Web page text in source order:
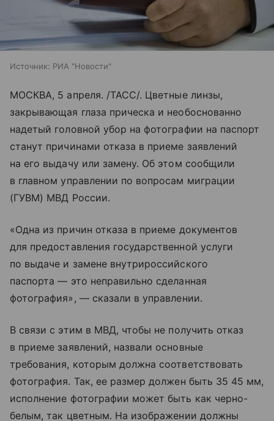
Источник: РИА "Новости"
МОСКВА, 5 апреля. /ТАСС/. Цветные линзы,
закрывающая глаза прическа и необоснованно
надетый головной убор на фотографии на паспорт
станут причинами отказа в приеме заявлений
на его выдачу или замену. Об этом сообщили
в главном управлении по вопросам миграции
(ГУВМ) МВД России.
«Одна из причин отказа в приеме документов
для предоставления государственной услуги
по выдаче и замене внутрироссийского
паспорта — это неправильно сделанная
фотография», — сказали в управлении.
В связи с этим в МВД, чтобы не получить отказ
в приеме заявлений, назвали основные
требования, которым должна соответствовать
фотография. Так, ее размер должен быть 35 45 мм,
исполнение фотографии может быть как черно-
белым, так цветным. На изображении должны